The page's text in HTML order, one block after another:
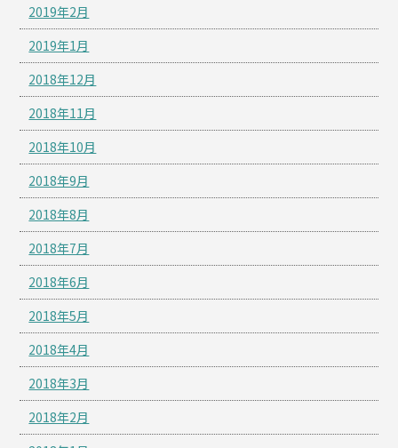
2019年2月
2019年1月
2018年12月
2018年11月
2018年10月
2018年9月
2018年8月
2018年7月
2018年6月
2018年5月
2018年4月
2018年3月
2018年2月